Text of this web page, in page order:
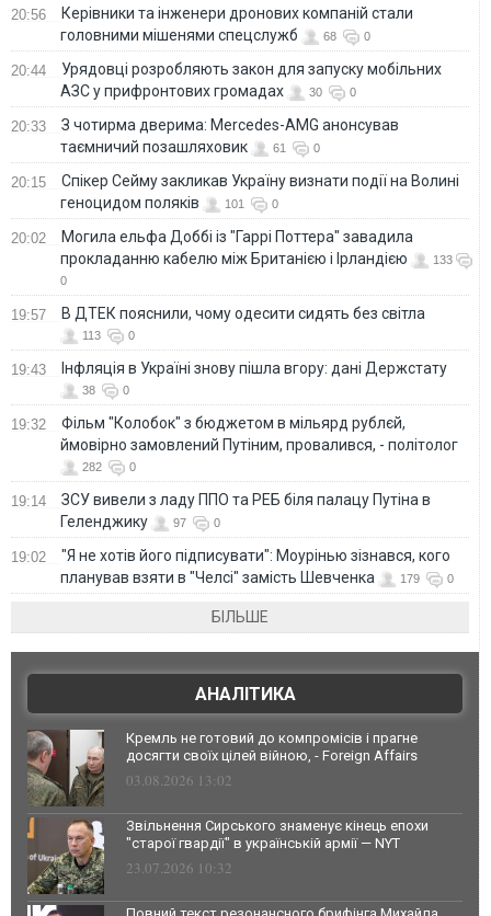
20:56
Керівники та інженери дронових компаній стали
головними мішенями спецслужб
68 0
20:44
Урядовці розробляють закон для запуску мобільних
АЗС у прифронтових громадах
30 0
20:33
З чотирма дверима: Mercedes-AMG анонсував
таємничий позашляховик
61 0
20:15
Спікер Сейму закликав Україну визнати події на Волині
геноцидом поляків
101 0
20:02
Могила ельфа Доббі із "Гаррі Поттера" завадила
прокладанню кабелю між Британією і Ірландією
133
0
19:57 В ДТЕК пояснили, чому одесити сидять без світла
113 0
19:43 Інфляція в Україні знову пішла вгору: дані Держстату
38 0
19:32
Фільм "Колобок" з бюджетом в мільярд рублєй,
ймовірно замовлений Путіним, провалився, - політолог
282 0
19:14
ЗСУ вивели з ладу ППО та РЕБ біля палацу Путіна в
Геленджику
97 0
19:02
"Я не хотів його підписувати": Моурінью зізнався, кого
планував взяти в "Челсі" замість Шевченка
179 0
БІЛЬШЕ
АНАЛІТИКА
Кремль не готовий до компромісів і прагне
досягти своїх цілей війною, - Foreign Affairs
03.08.2026 13:02
Звільнення Сирського знаменує кінець епохи
"старої гвардії" в українській армії — NYT
23.07.2026 10:32